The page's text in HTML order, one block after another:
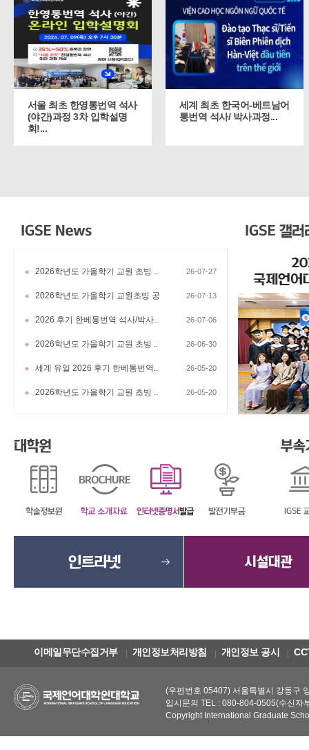
서울 최초 한영통번역 석사
(야간)과정 3차 입학설명
회!...
세계 최초 한국어-베트남어
통번역 석사/ 박사과정...
2026학년도 가을학기 교원 초빙 .. 26-07-27
2026학년도 가을학기 교원초빙 공 26-07-13
2026 후기 한베통번역 석사/박사.. 26-07-06
2026학년도 가을학기 교원 초빙 .. 26-06-30
세계 유일 2026 후기 한베통번역.. 26-05-20
2026학년도 가을학기 교원 초빙 .. 26-05-20
이메일무단수집거부 개인정보처리방침 개인정보 공시
(우편번호 05407) 서울특별시 강동구
입시문의 TEL : 080-804-0505(수신자
Copyright International Graduate